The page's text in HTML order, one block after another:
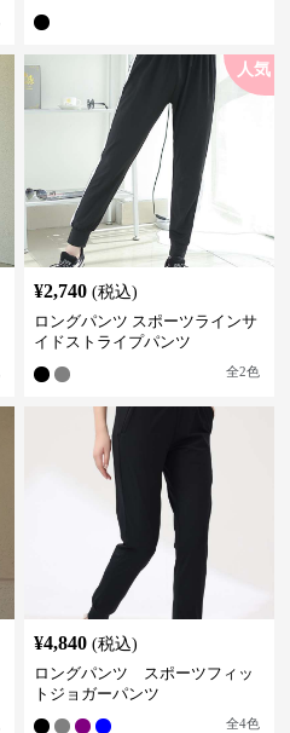
人気
¥2,740 (税込)
ロングパンツ スポーツラインサ
イドストライプパンツ
全2色
¥4,840 (税込)
ロングパンツ スポーツフィッ
トジョガーパンツ
全4色